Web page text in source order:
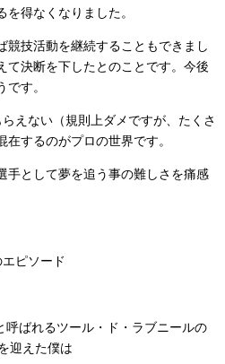
得なくなりました。
競技活動を継続することもできまし
て決断を下したとのことです。今後
す。
えない（規則上ダメですが、たくさ
するのがプロの世界です。
手として夢を追う事の難しさを痛感
ピソード
呼ばれるツール・ド・ラブニールの
迎えた僕は